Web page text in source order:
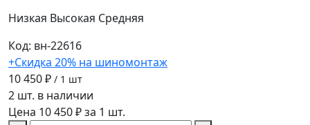
Низкая Высокая Средняя
Код: вн-22616
+Скидка 20% на шиномонтаж
10 450 ₽ / 1 шт
2 шт. в наличии
Цена 10 450 ₽ за 1 шт.